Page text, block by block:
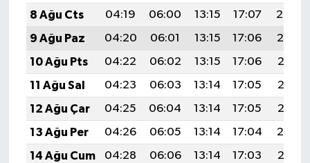
8 Ağu Cts
04:19 06:00 13:15 17:07
20:20
9 Ağu Paz
04:20 06:01 13:15 17:06
20:19
10 Ağu Pts
04:22 06:02 13:15 17:06
20:18
11 Ağu Sal
04:23 06:03 13:14 17:05
20:16
12 Ağu Çar
04:25 06:04 13:14 17:05
20:15
13 Ağu Per
04:26 06:05 13:14 17:04
20:14
14 Ağu Cum
04:28 06:06 13:14 17:03
20:12